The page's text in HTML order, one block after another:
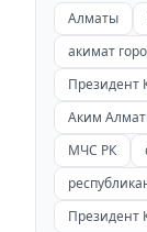
Алматы
акимат
Президент
Аким
МЧС РК
Президент